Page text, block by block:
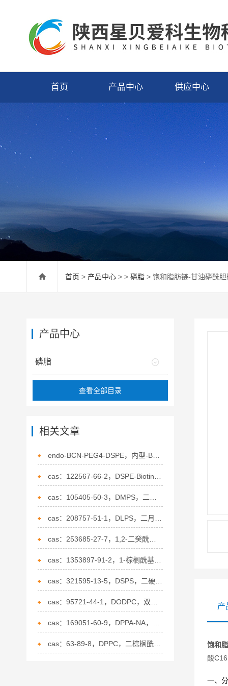
首页 产品中心 供应中心
首页 > 产品中心 > > 磷脂 > 饱和脂肪链-甘油磷酰胆
产
饱和
酸
一、
产品中心
磷脂
查看全部目录
相关文章
endo-BCN-PEG4-DSPE，内型-BCN-四聚乙二醇-二硬脂酰基磷脂酰乙醇胺的介绍
cas：253685-27-7，1,2-二癸酰基-sn-甘油-3-磷脂酰乙醇胺的应用
cas：1353897-91-2，1-棕榈酰基-2-炔丙基乙酰磷脂酰胆碱的描述
cas：321595-13-5，DSPS，二硬脂酰磷脂酰丝氨酸的介绍
cas：63-89-8，DPPC，二棕榈酰基卵磷脂的介绍